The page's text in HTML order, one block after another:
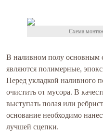
Схема
В наливном полу основным
являются полимерные,
Перед укладкой наливного
очистить от мусора. В
выступать полая или
основание необходимо
лучшей сцепки.